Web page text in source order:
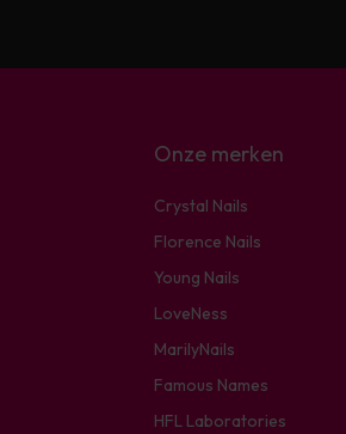
Onze merken
Crystal Nails
Florence Nails
Young Nails
LoveNess
MarilyNails
Famous Names
HFL Laboratories